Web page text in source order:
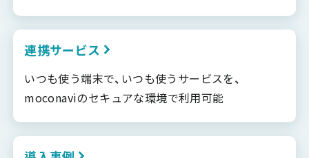
連携サービス
いつも使う端末で、いつも使うサービスを、
moconaviのセキュアな環境で利用可能